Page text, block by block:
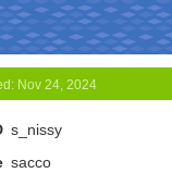
Nov 24, 2024
s_nissy
sacco